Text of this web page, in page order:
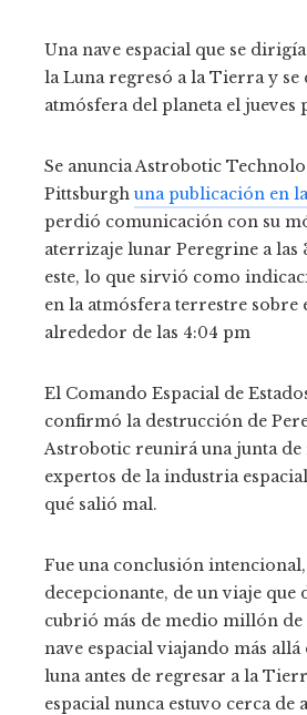
Una nave espacial que se
la Luna regresó a la Tierra y se
atmósfera del planeta el jueves
Se anuncia Astrobotic
Pittsburgh una publicación en
perdió comunicación con su
aterrizaje lunar Peregrine a las
este, lo que sirvió como
en la atmósfera terrestre sobre
alrededor de las 4:04 pm
El Comando Espacial de
confirmó la destrucción de
Astrobotic reunirá una junta
expertos de la industria
qué salió mal.
Fue una conclusión
decepcionante, de un viaje que
cubrió más de medio millón
nave espacial viajando más
luna antes de regresar a la
espacial nunca estuvo cerca de